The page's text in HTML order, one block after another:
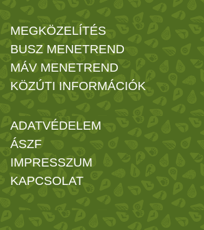
MEGKÖZELÍTÉS
BUSZ MENETREND
MÁV MENETREND
KÖZÚTI INFORMÁCIÓK
ADATVÉDELEM
ÁSZF
IMPRESSZUM
KAPCSOLAT